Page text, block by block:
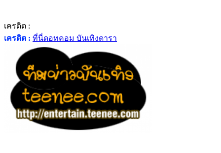
เครดิต :
เครดิต : ที่นี่ดอทคอม บันเทิงดารา